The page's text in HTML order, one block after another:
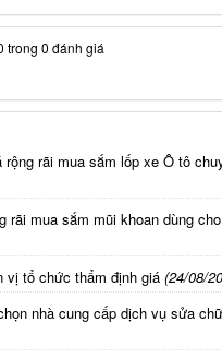
trong 0 đánh giá
rộng rãi mua sắm lốp xe Ô tô
rãi mua sắm mũi khoan dùng
vị tổ chức thẩm định giá (24/08/
nhà cung cấp dịch vụ sửa